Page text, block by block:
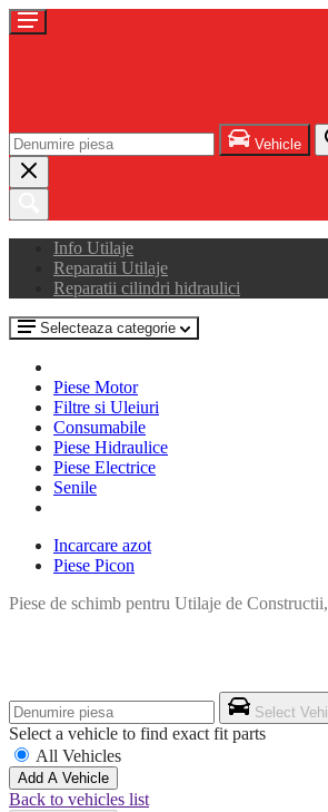
Vehicle
Info Utilaje
Reparatii Utilaje
Reparatii cilindri hidraulici
Selecteaza categorie
Piese Motor
Filtre si Uleiuri
Consumabile
Piese Hidraulice
Piese Electrice
Senile
Incarcare azot
Piese Picon
Piese de schimb pentru Utilaje de
Select
Select a vehicle to find exact fit parts
All Vehicles
Add A Vehicle
Back to vehicles list